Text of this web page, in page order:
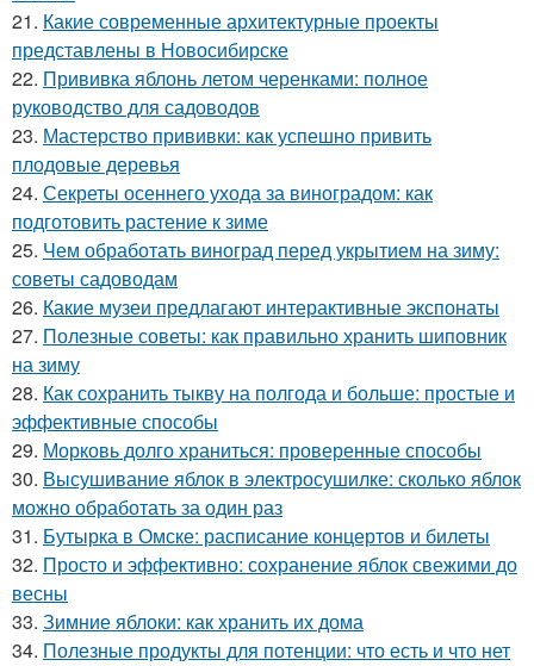
21. Какие современные архитектурные проекты
представлены в Новосибирске
22. Прививка яблонь летом черенками: полное
руководство для садоводов
23. Мастерство прививки: как успешно привить
плодовые деревья
24. Секреты осеннего ухода за виноградом: как
подготовить растение к зиме
25. Чем обработать виноград перед укрытием на зиму:
советы садоводам
26. Какие музеи предлагают интерактивные экспонаты
27. Полезные советы: как правильно хранить шиповник
на зиму
28. Как сохранить тыкву на полгода и больше: простые и
эффективные способы
29. Морковь долго храниться: проверенные способы
30. Высушивание яблок в электросушилке: сколько яблок
можно обработать за один раз
31. Бутырка в Омске: расписание концертов и билеты
32. Просто и эффективно: сохранение яблок свежими до
весны
33. Зимние яблоки: как хранить их дома
34. Полезные продукты для потенции: что есть и что нет